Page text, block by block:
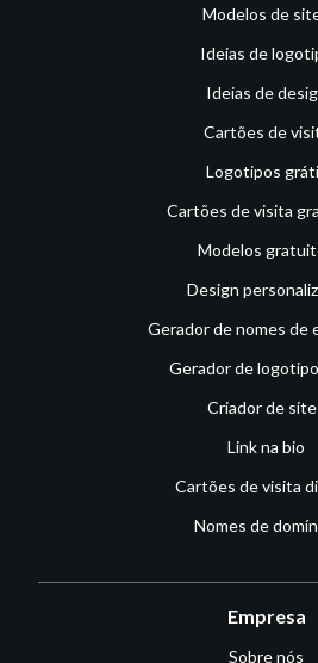
Modelos de
Ideias de
Ideias de
Cartões de
Logotipos
Cartões de visita
Modelos
Design
Gerador de nomes de
Gerador de
Criador de
Link na bio
Cartões de visita
Nomes de
Empresa
Sobre nós